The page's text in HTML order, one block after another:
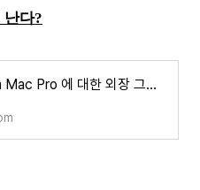
난다?
Apple Silicon Mac Pro 에 대한 외장 그래픽 카드 지원여부와 GPU 관련 정보 등장?